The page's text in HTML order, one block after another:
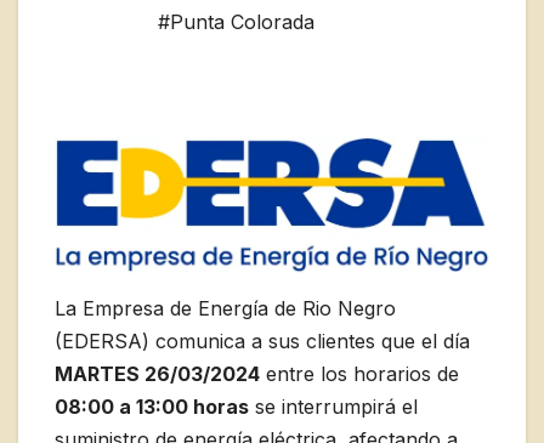
#Punta Colorada
La Empresa de Energía de Rio Negro
(EDERSA) comunica a sus clientes que el día
MARTES 26/03/2024 entre los horarios de
08:00 a 13:00 horas se interrumpirá el